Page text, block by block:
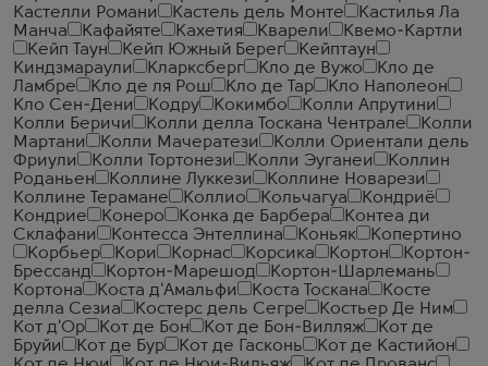
Кастелли Романи
Кастель дель Монте
Кастилья Ла
Манча
Кафайяте Кахетия Кварели
Квемо-Картли
Кейп Таун
Кейп Южный Берег
Кейптаун
Киндзмараули
Кларксберг Кло де Вужо
Кло де
Ламбре
Кло де ля Рош Кло де Тар
Кло Наполеон
Кло Сен-Дени
Кодру Кокимбо
Колли Апрутини
Колли Беричи
Колли делла Тоскана Чентрале
Колли
Мартани
Колли Мачератези
Колли Ориентали дель
Фриули
Колли Тортонези Колли Эуганеи
Коллин
Роданьен
Коллине Луккези
Коллине Новарези
Коллине Терамане
Коллио Кольчагуа
Кондриё
Кондрие
Конеро Конка де Барбера
Контеа ди
Склафани
Контесса Энтеллина Коньяк
Копертино
Корбьер
Кори Корнас Корсика Кортон
Кортон-
Брессанд
Кортон-Марешод
Кортон-Шарлемань
Кортона
Коста д'Амальфи Коста Тоскана
Косте
делла Сезиа
Костерс дель Сегре
Костьер Де Ним
Кот д'Ор
Кот де Бон Кот де Бон-Вилляж
Кот де
Бруйи
Кот де Бур Кот де Гасконь
Кот де Кастийон